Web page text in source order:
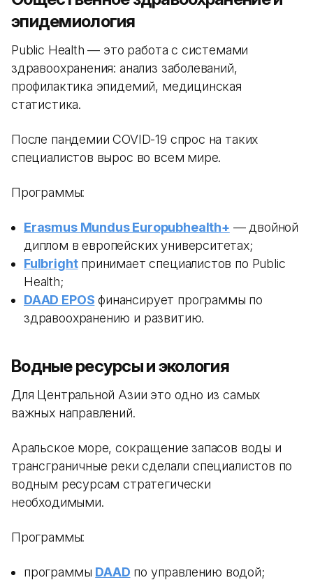
эпидемиология
Public Health — это работа с системами
здравоохранения: анализ заболеваний,
профилактика эпидемий, медицинская
статистика.
После пандемии COVID-19 спрос на таких
специалистов вырос во всем мире.
Программы:
Erasmus Mundus Europubhealth+ — двойной
диплом в европейских университетах;
Fulbrightпринимает специалистов по Public
Health;
DAAD EPOS финансирует программы по
здравоохранению и развитию.
Водные ресурсы и экология
Для Центральной Азии это одно из самых
важных направлений.
Аральское море, сокращение запасов воды и
трансграничные реки сделали специалистов по
водным ресурсам стратегически
необходимыми.
Программы:
программы DAAD по управлению водой;